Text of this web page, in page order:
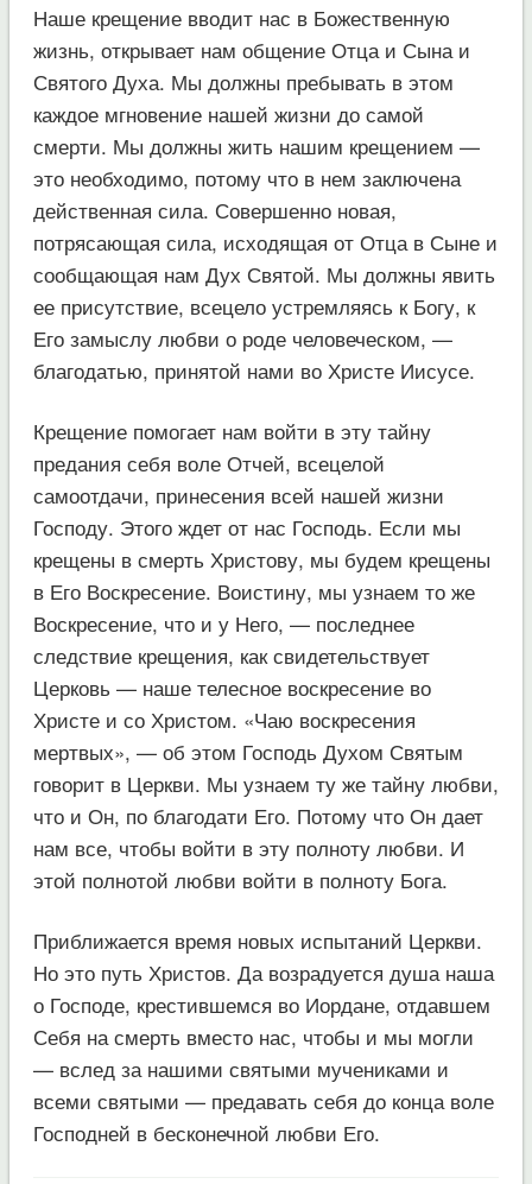
Наше крещение вводит нас в Божественную
жизнь, открывает нам общение Отца и Сына и
Святого Духа. Мы должны пребывать в этом
каждое мгновение нашей жизни до самой
смерти. Мы должны жить нашим крещением —
это необходимо, потому что в нем заключена
действенная сила. Совершенно новая,
потрясающая сила, исходящая от Отца в Сыне и
сообщающая нам Дух Святой. Мы должны явить
ее присутствие, всецело устремляясь к Богу, к
Его замыслу любви о роде человеческом, —
благодатью, принятой нами во Христе Иисусе.
Крещение помогает нам войти в эту тайну
предания себя воле Отчей, всецелой
самоотдачи, принесения всей нашей жизни
Господу. Этого ждет от нас Господь. Если мы
крещены в смерть Христову, мы будем крещены
в Его Воскресение. Воистину, мы узнаем то же
Воскресение, что и у Него, — последнее
следствие крещения, как свидетельствует
Церковь — наше телесное воскресение во
Христе и со Христом. «Чаю воскресения
мертвых», — об этом Господь Духом Святым
говорит в Церкви. Мы узнаем ту же тайну любви,
что и Он, по благодати Его. Потому что Он дает
нам все, чтобы войти в эту полноту любви. И
этой полнотой любви войти в полноту Бога.
Приближается время новых испытаний Церкви.
Но это путь Христов. Да возрадуется душа наша
о Господе, крестившемся во Иордане, отдавшем
Себя на смерть вместо нас, чтобы и мы могли
— вслед за нашими святыми мучениками и
всеми святыми — предавать себя до конца воле
Господней в бесконечной любви Его.